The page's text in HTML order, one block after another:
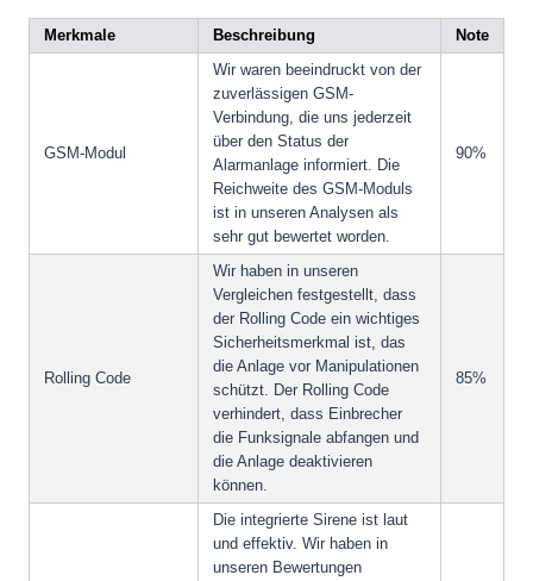
Merkmale Beschreibung Note
GSM-Modul
Wir waren beeindruckt von der
zuverlässigen GSM-
Verbindung, die uns jederzeit
über den Status der
Alarmanlage informiert. Die
Reichweite des GSM-Moduls
ist in unseren Analysen als
sehr gut bewertet worden.
90%
Rolling Code
Wir haben in unseren
Vergleichen festgestellt, dass
der Rolling Code ein wichtiges
Sicherheitsmerkmal ist, das
die Anlage vor Manipulationen
schützt. Der Rolling Code
verhindert, dass Einbrecher
die Funksignale abfangen und
die Anlage deaktivieren
können.
85%
Die integrierte Sirene ist laut
und effektiv. Wir haben in
unseren Bewertungen